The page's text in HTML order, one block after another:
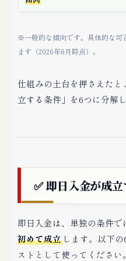
※一般的な傾向です。具体的な可
ます（2026年6月時点）。
仕組みの土台を押さえた
立する条件」を6つに分解
✅ 即日入金が成
即日入金は、単独の条件で
初めて成立 します。以下
ストとして使ってくださ